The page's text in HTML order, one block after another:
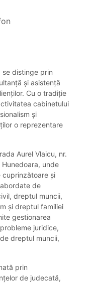
se distinge prin
și asistență
Cu o tradiție
cabinetului
și
o reprezentare
Aurel Vlaicu, nr.
Hunedoara, unde
cuprinzătoare și
de
dreptul muncii,
și dreptul familiei
gestionarea
juridice,
dreptul muncii,
prin
de judecată,